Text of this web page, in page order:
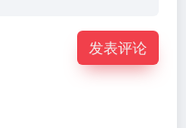
发表评论